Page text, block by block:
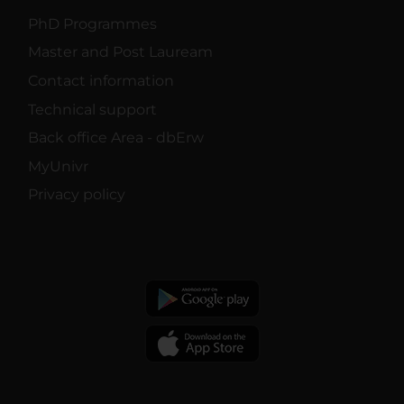
PhD Programmes
Master and Post Lauream
Contact information
Technical support
Back office Area - dbErw
MyUnivr
Privacy policy